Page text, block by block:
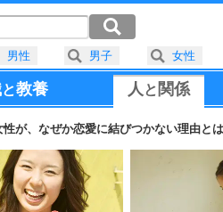
と教養 人と 関係
が、なぜか恋愛に結びつかない理由とは
男性 男子 女性